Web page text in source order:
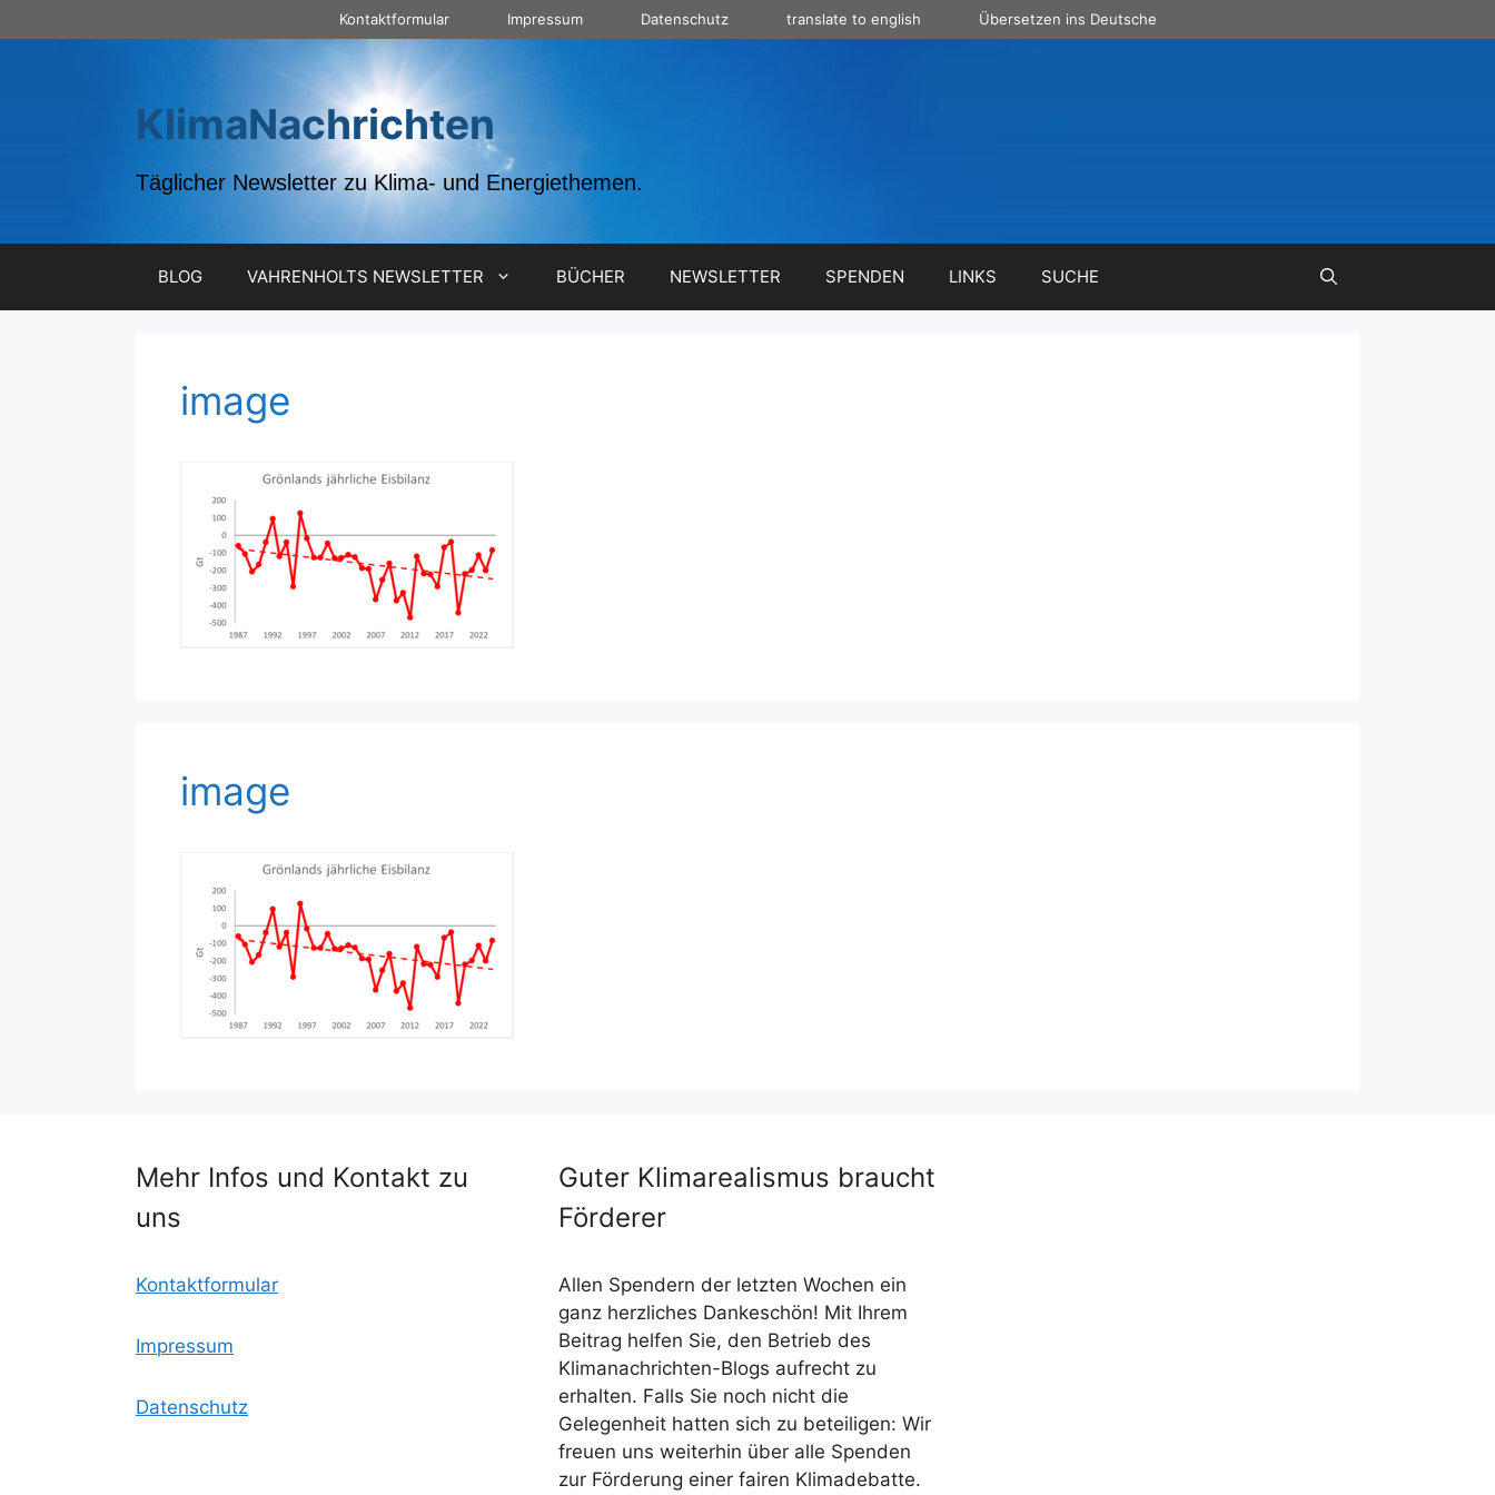
Inhalt
Kontaktformular Impressum Datenschutz translate to english Übersetzen ins Deutsche
KlimaNachrichten
Täglicher Newsletter zu Klima- und Energiethemen.
BLOG VAHRENHOLTS NEWSLETTER BÜCHER NEWSLETTER SPENDEN LINKS SUCHE
image
image
Mehr Infos und Kontakt zu
uns
Kontaktformular
Impressum
Datenschutz
Guter Klimarealismus braucht
Förderer
Allen Spendern der letzten Wochen ein
ganz herzliches Dankeschön! Mit Ihrem
Beitrag helfen Sie, den Betrieb des
Klimanachrichten-Blogs aufrecht zu
erhalten. Falls Sie noch nicht die
Gelegenheit hatten sich zu beteiligen: Wir
freuen uns weiterhin über alle Spenden
zur Förderung einer fairen Klimadebatte.